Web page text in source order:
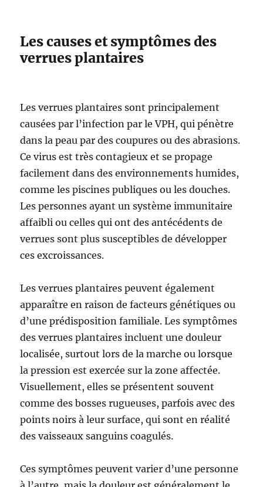
Les causes et symptômes des
verrues plantaires
Les verrues plantaires sont principalement
causées par l’infection par le VPH, qui pénètre
dans la peau par des coupures ou des abrasions.
Ce virus est très contagieux et se propage
facilement dans des environnements humides,
comme les piscines publiques ou les douches.
Les personnes ayant un système immunitaire
affaibli ou celles qui ont des antécédents de
verrues sont plus susceptibles de développer
ces excroissances.
Les verrues plantaires peuvent également
apparaître en raison de facteurs génétiques ou
d’une prédisposition familiale. Les symptômes
des verrues plantaires incluent une douleur
localisée, surtout lors de la marche ou lorsque
la pression est exercée sur la zone affectée.
Visuellement, elles se présentent souvent
comme des bosses rugueuses, parfois avec des
points noirs à leur surface, qui sont en réalité
des vaisseaux sanguins coagulés.
Ces symptômes peuvent varier d’une personne